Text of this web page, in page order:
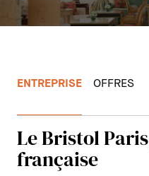
ENTREPRISE OFFRES
Le Bristol
française